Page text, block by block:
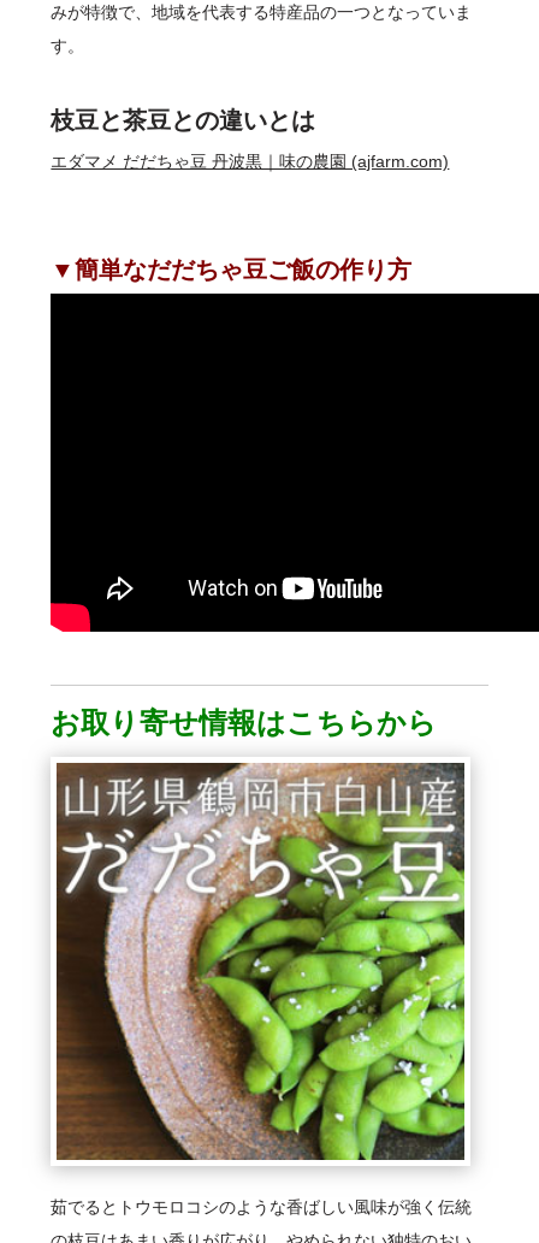
みが特徴で、地域を代表する特産品の一つとなっていま
す。
枝豆と茶豆との違いとは
エダマメ だだちゃ豆 丹波黒｜味の農園 (ajfarm.com)
▼簡単なだだちゃ豆ご飯の作り方
お取り寄せ情報はこちらから
茹でるとトウモロコシのような香ばしい風味が強く伝統